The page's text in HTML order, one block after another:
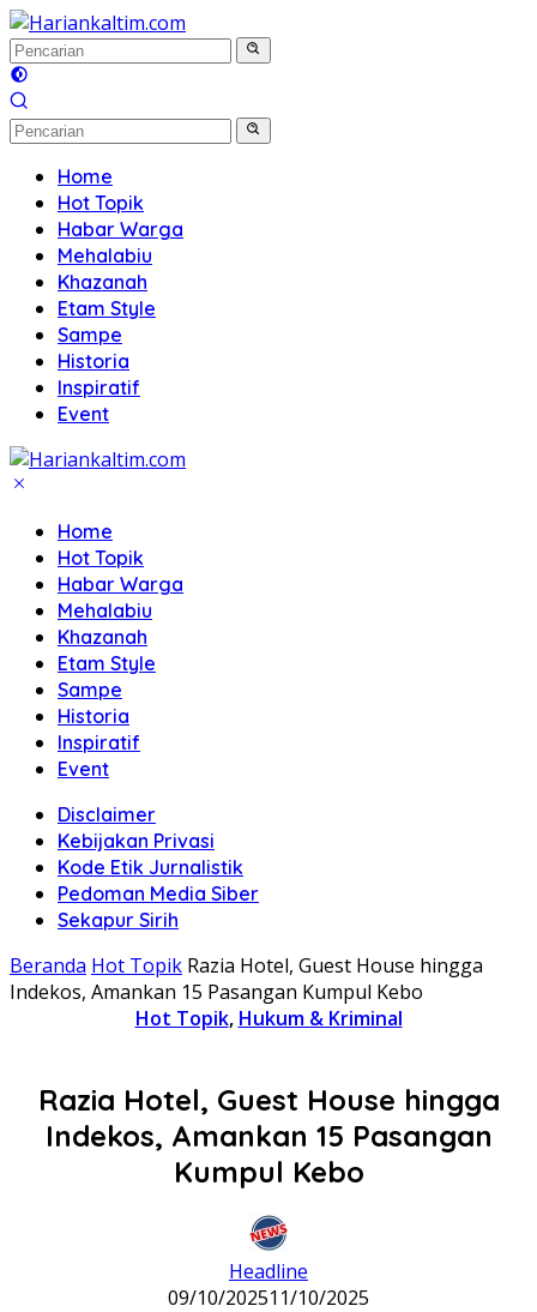
Langsung
ke
konten
Home
Hot Topik
Habar Warga
Mehalabiu
Khazanah
Etam Style
Sampe
Historia
Inspiratif
Event
Home
Hot Topik
Habar Warga
Mehalabiu
Khazanah
Etam Style
Sampe
Historia
Inspiratif
Event
Disclaimer
Kebijakan Privasi
Kode Etik Jurnalistik
Pedoman Media Siber
Sekapur Sirih
Beranda Hot Topik Razia Hotel, Guest House hingga
Indekos, Amankan 15 Pasangan Kumpul Kebo
Hot Topik, Hukum & Kriminal
Razia Hotel, Guest House hingga
Indekos, Amankan 15 Pasangan
Kumpul Kebo
Headline
09/10/202511/10/2025